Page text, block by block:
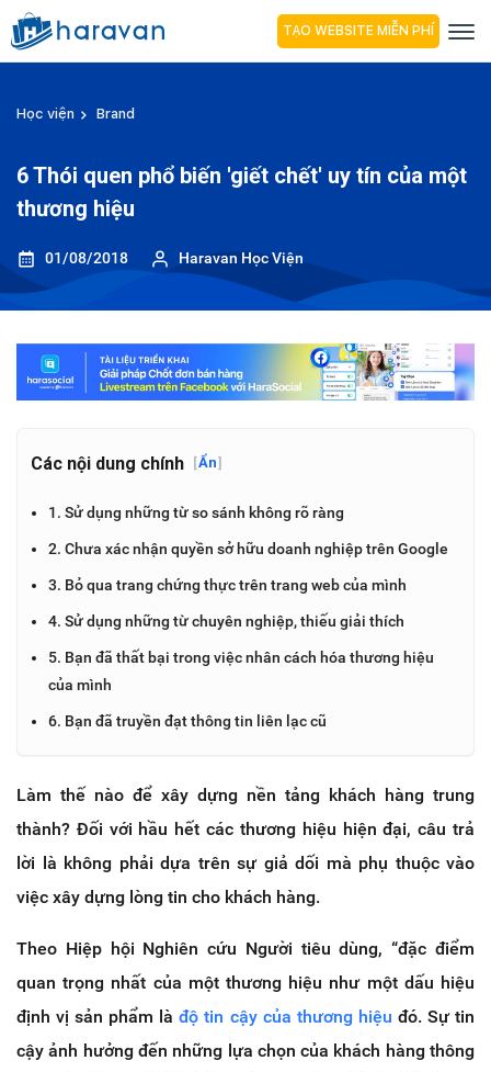
TẠO WEBSITE MIỄN PHÍ
Học viện Brand
6 Thói quen phổ biến 'giết chết' uy tín của một
thương hiệu
01/08/2018 Haravan Học Viện
Các nội dung chính [Ẩn]
1. Sử dụng những từ so sánh không rõ ràng
2. Chưa xác nhận quyền sở hữu doanh nghiệp trên Google
3. Bỏ qua trang chứng thực trên trang web của mình
4. Sử dụng những từ chuyên nghiệp, thiếu giải thích
5. Bạn đã thất bại trong việc nhân cách hóa thương hiệu
của mình
6. Bạn đã truyền đạt thông tin liên lạc cũ
Làm thế nào để xây dựng nền tảng khách hàng trung
thành? Đối với hầu hết các thương hiệu hiện đại, câu trả
lời là không phải dựa trên sự giả dối mà phụ thuộc vào
việc xây dựng lòng tin cho khách hàng.
Theo Hiệp hội Nghiên cứu Người tiêu dùng, “đặc điểm
quan trọng nhất của một thương hiệu như một dấu hiệu
định vị sản phẩm làđộ tin cậy của thương hiệu đó. Sự tin
cậy ảnh hưởng đến những lựa chọn của khách hàng thông